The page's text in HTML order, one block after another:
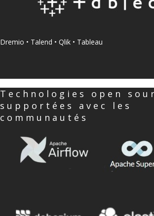
Dremio • Talend • Qlik • Tableau
Technologies open
supportées avec les
communautés